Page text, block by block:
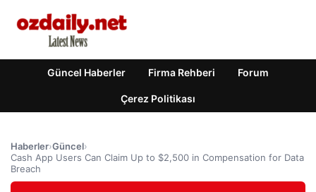
Güncel Haberler Firma Rehberi Forum
Çerez Politikası
Haberler›Güncel›
Cash App Users Can Claim Up to $2,500 in Compensation for Data
Breach